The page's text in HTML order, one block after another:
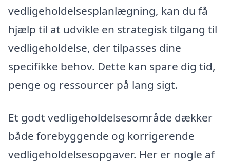
vedligeholdelsesplanlægning, kan du få
hjælp til at udvikle en strategisk tilgang til
vedligeholdelse, der tilpasses dine
specifikke behov. Dette kan spare dig tid,
penge og ressourcer på lang sigt.
Et godt vedligeholdelsesområde dækker
både forebyggende og korrigerende
vedligeholdelsesopgaver. Her er nogle af